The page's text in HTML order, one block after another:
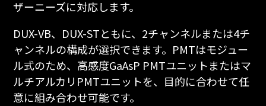
ザーニーズに対応します。
DUX-VB、DUX-STともに、2チャンネルまたは4チ
ャンネルの構成が選択できます。PMTはモジュー
ル式のため、高感度GaAsP PMTユニットまたはマ
ルチアルカリPMTユニットを、目的に合わせて任
意に組み合わせ可能です。